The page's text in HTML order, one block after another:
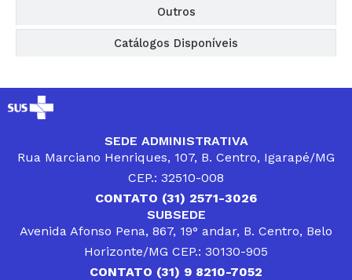
Outros
Catálogos Disponíveis
SEDE ADMINISTRATIVA
Rua Marciano Henriques, 107, B. Centro, Igarapé/MG
CEP.: 32510-008
CONTATO (31) 2571-3026
SUBSEDE
Avenida Afonso Pena, 867, 19° andar, B. Centro, Belo
Horizonte/MG CEP.: 30130-905
CONTATO (31) 9 8210-7052